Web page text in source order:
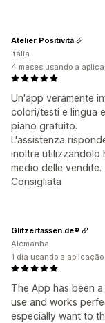
Un'app veramente
colori/testi e lingua
piano gratuito.
L'assistenza
inoltre utilizzandolo
medio delle vendite.
Consigliata
Atelier Positività
Itália
4 meses usando a
The App has been
use and works
especially want to
Glitzertassen.de®
Alemanha
1 dia usando a aplicação